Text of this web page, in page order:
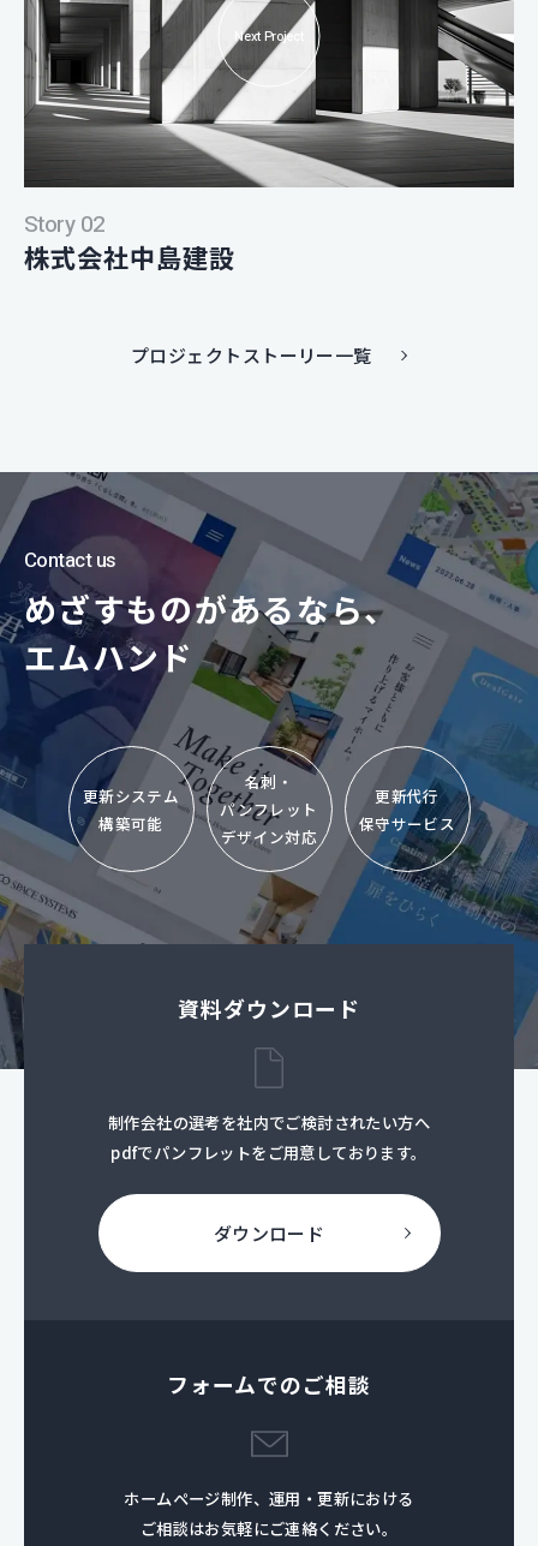
Next Project
Story 02
株式会社中島建設
プロジェクトストーリー一覧
Contact us
めざすものがあるなら、
エムハンド
更新システム
構築可能
名刺・
パンフレット
デザイン対応
更新代行
保守サービス
資料ダウンロード
制作会社の選考を社内でご検討されたい方へ
pdfでパンフレットをご用意しております。
ダウンロード
フォームでのご相談
ホームページ制作、運用・更新における
ご相談はお気軽にご連絡ください。